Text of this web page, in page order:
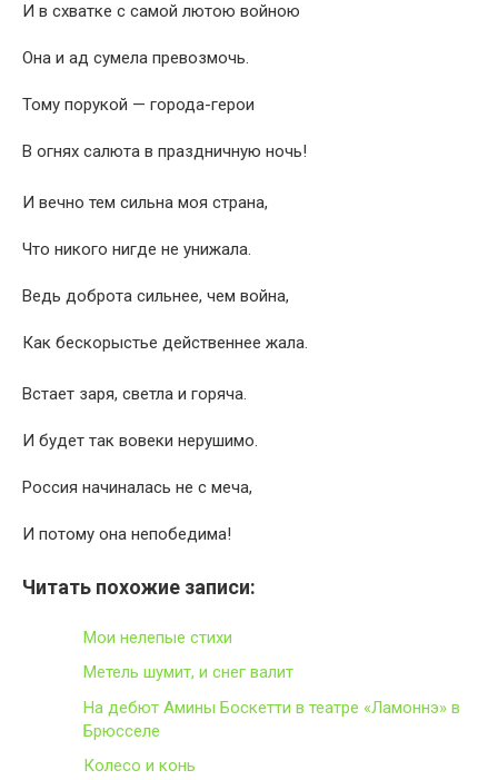
И в схватке с самой лютою войною
Она и ад сумела превозмочь.
Тому порукой — города-герои
В огнях салюта в праздничную ночь!
И вечно тем сильна моя страна,
Что никого нигде не унижала.
Ведь доброта сильнее, чем война,
Как бескорыстье действеннее жала.
Встает заря, светла и горяча.
И будет так вовеки нерушимо.
Россия начиналась не с меча,
И потому она непобедима!
Читать похожие записи:
Мои нелепые стихи
Метель шумит, и снег валит
На дебют Амины Боскетти в театре «Ламоннэ» в
Брюсселе
Колесо и конь